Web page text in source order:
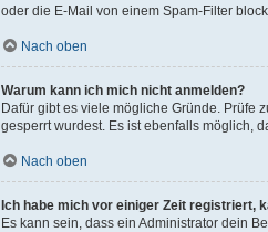
oder die E-Mail von einem Spam-Filter
Nach oben
Warum kann ich mich nicht anmelden?
Dafür gibt es viele mögliche Gründe. Prüfe
gesperrt wurdest. Es ist ebenfalls möglich,
Nach oben
Ich habe mich vor einiger Zeit registriert,
Es kann sein, dass ein Administrator dein